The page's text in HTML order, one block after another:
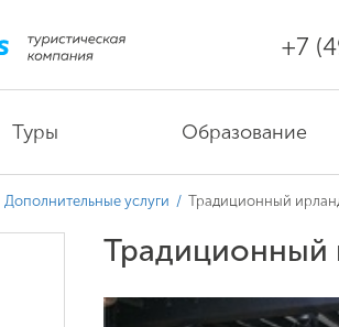
+7
Туры Образование
Дополнительные услуги / Традиционный
Традиционный